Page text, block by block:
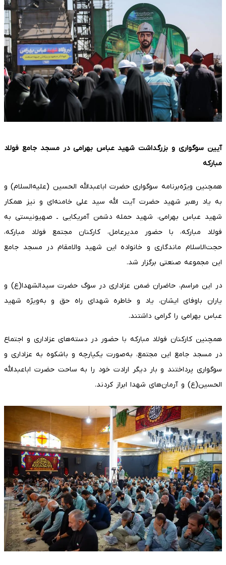
آیین سوگواری و بزرگداشت شهید عباس بهرامی در مسجد جامع فولاد
مبارکه
همچنین ویژه‌برنامه سوگواری حضرت اباعبدالله الحسین (علیه‌السلام) و
به یاد رهبر شهید حضرت آیت الله سید علی خامنه‌ای و نیز همکار
شهید عباس بهرامی، شهید حمله دشمن آمریکایی ـ صهیونیستی به
فولاد مبارکه، با حضور مدیرعامل، کارکنان مجتمع فولاد مبارکه،
حجت‌الاسلام ماندگاری و خانواده این شهید والامقام در مسجد جامع
این مجموعه صنعتی برگزار شد.
در این مراسم، حاضران ضمن عزاداری در سوگ حضرت سیدالشهدا(ع) و
یاران باوفای ایشان، یاد و خاطره شهدای راه حق و به‌ویژه شهید
عباس بهرامی را گرامی داشتند.
همچنین کارکنان فولاد مبارکه با حضور در دسته‌های عزاداری و اجتماع
در مسجد جامع این مجتمع، به‌صورت یکپارچه و باشکوه به عزاداری و
سوگواری پرداختند و بار دیگر ارادت خود را به ساحت حضرت اباعبدالله
الحسین(ع) و آرمان‌های شهدا ابراز کردند.